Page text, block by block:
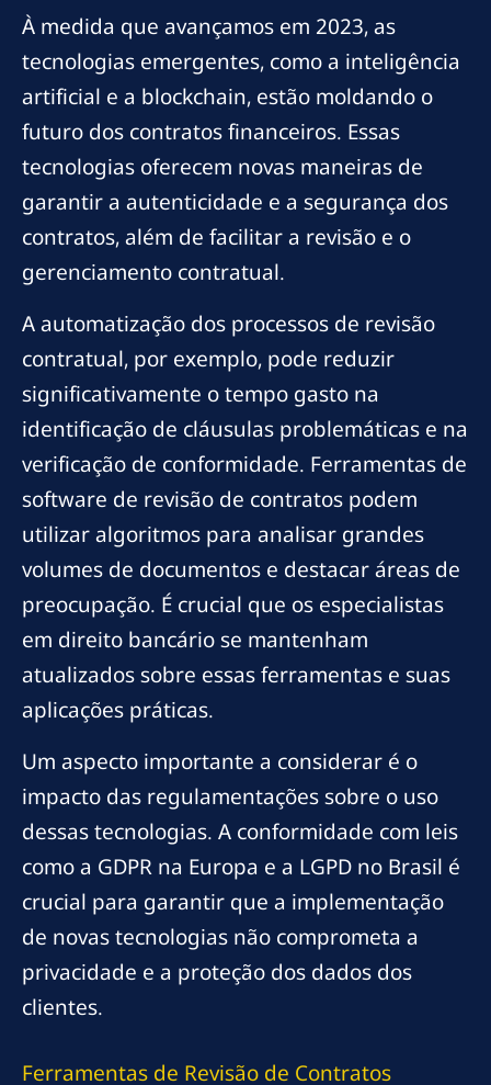
À medida que avançamos em 2023, as
tecnologias emergentes, como a inteligência
artificial e a blockchain, estão moldando o
futuro dos contratos financeiros. Essas
tecnologias oferecem novas maneiras de
garantir a autenticidade e a segurança dos
contratos, além de facilitar a revisão e o
gerenciamento contratual.
A automatização dos processos de revisão
contratual, por exemplo, pode reduzir
significativamente o tempo gasto na
identificação de cláusulas problemáticas e na
verificação de conformidade. Ferramentas de
software de revisão de contratos podem
utilizar algoritmos para analisar grandes
volumes de documentos e destacar áreas de
preocupação. É crucial que os especialistas
em direito bancário se mantenham
atualizados sobre essas ferramentas e suas
aplicações práticas.
Um aspecto importante a considerar é o
impacto das regulamentações sobre o uso
dessas tecnologias. A conformidade com leis
como a GDPR na Europa e a LGPD no Brasil é
crucial para garantir que a implementação
de novas tecnologias não comprometa a
privacidade e a proteção dos dados dos
clientes.
Ferramentas de Revisão de Contratos